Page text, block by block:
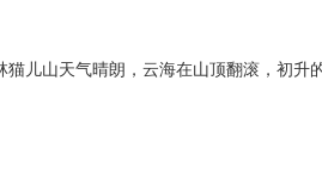
猫儿山天气晴朗，云海在山顶翻滚，初